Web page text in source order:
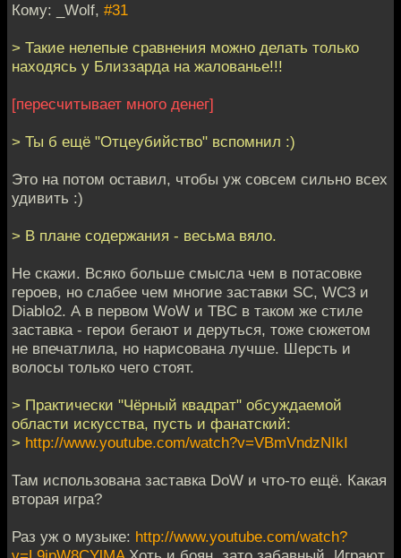
Кому: _Wolf, #31
> Такие нелепые сравнения можно делать только
находясь у Близзарда на жалованье!!!
[пересчитывает много денег]
> Ты б ещё "Отцеубийство" вспомнил :)
Это на потом оставил, чтобы уж совсем сильно всех
удивить :)
> В плане содержания - весьма вяло.
Не скажи. Всяко больше смысла чем в потасовке
героев, но слабее чем многие заставки SC, WC3 и
Diablo2. А в первом WoW и TBC в таком же стиле
заставка - герои бегают и деруться, тоже сюжетом
не впечатлила, но нарисована лучше. Шерсть и
волосы только чего стоят.
> Практически "Чёрный квадрат" обсуждаемой
области искусства, пусть и фанатский:
> http://www.youtube.com/watch?v=VBmVndzNIkI
Там использована заставка DoW и что-то ещё. Какая
вторая игра?
Раз уж о музыке: http://www.youtube.com/watch?